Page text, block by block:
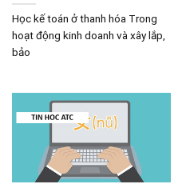
Học kế toán ở thanh hóa Trong
hoạt động kinh doanh và xây lắp,
bảo